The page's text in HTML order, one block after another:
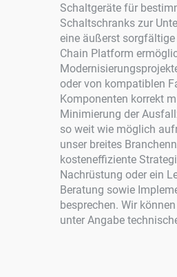
Schaltgeräte für
Schaltschranks zur
eine äußerst
Chain Platform
oder von kompatiblen
Komponenten korrekt
Minimierung der
so weit wie möglich
unser breites
kosteneffiziente
Nachrüstung oder ein
Beratung sowie
besprechen. Wir
unter Angabe